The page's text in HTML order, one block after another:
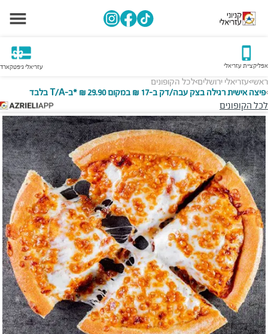
אפליקציית עזריאלי עזריאלי גיפטקארד
ראשי>עזריאלי ירושלים>לכל הקופונים
>פיצה אישית רגילה בצק עבה/דק ב-17 ₪ במקום 29.90 ₪ *ב-T/A בלבד
לכל הקופונים